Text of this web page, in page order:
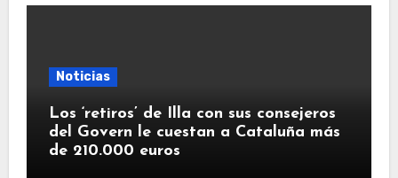
Noticias
Los ‘retiros’ de Illa con sus consejeros
del Govern le cuestan a Cataluña más
de 210.000 euros